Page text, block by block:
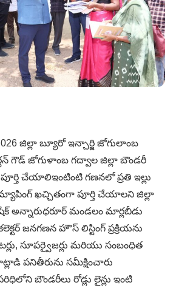
జిల్లా బ్యూరో ఇన్చార్జి జోగులాంబ
గౌడ్ జోగుళాంబ గద్వాల జిల్లా బౌండరీ
చేయాలిఇంటింటి గణనలో ప్రతి ఇల్లు
ఖచ్చితంగా పూర్తి చేయాలని జిల్లా
అన్నారుధరూర్ మండలం మార్లబీడు
జనగణన హౌస్ లిస్టింగ్ ప్రక్రియను
సూపర్వైజర్లు మరియు సంబంధిత
పనితీరును సమీక్షించారు
బౌండరీలు రోడ్లు లైన్లు ఇంటి